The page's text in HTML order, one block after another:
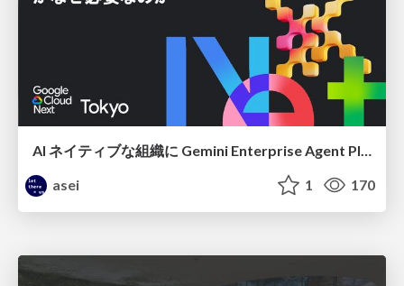
AI ネイティブな組織に Gemini Enterprise Agent Platform がなぜ必要なのか
asei
1 170